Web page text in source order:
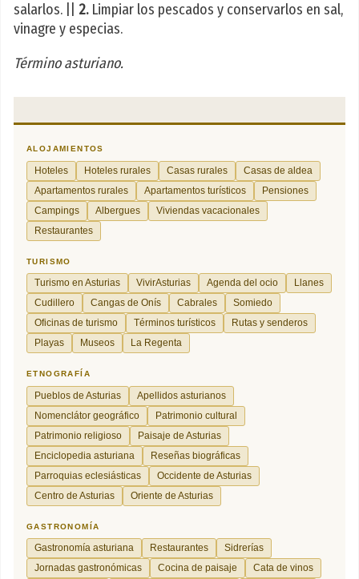
salarlos. || 2.Limpiar los pescados y conservarlos en sal,
vinagre y especias.
Término asturiano.